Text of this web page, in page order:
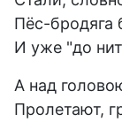
Пёс-бродяга
И уже "до
А над
Пролетают,